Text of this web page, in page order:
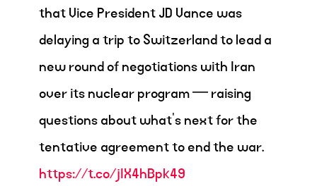
that Vice President JD Vance was
delaying a trip to Switzerland to lead a
new round of negotiations with Iran
over its nuclear program — raising
questions about what's next for the
tentative agreement to end the war.
https://t.co/jIX4hBpk49